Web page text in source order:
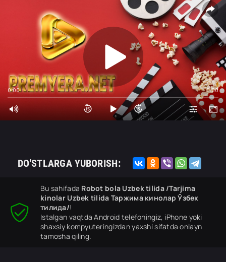
0:00 0:00
DO'STLARGA YUBORISH:
Bu sahifada Robot bola Uzbek tilida /Tarjima
kinolar Uzbek tilida Таржима кинолар Ўзбек
тилида/!
Istalgan vaqtda Android telefoningiz, iPhone yoki
shaxsiy kompyuteringizdan yaxshi sifatda onlayn
tamosha qiling.